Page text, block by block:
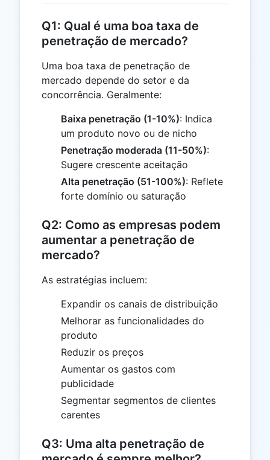
Q1: Qual é uma boa taxa de
penetração de mercado?
Uma boa taxa de penetração de
mercado depende do setor e da
concorrência. Geralmente:
Baixa penetração (1-10%): Indica
um produto novo ou de nicho
Penetração moderada (11-50%):
Sugere crescente aceitação
Alta penetração (51-100%): Reflete
forte domínio ou saturação
Q2: Como as empresas podem
aumentar a penetração de
mercado?
As estratégias incluem:
Expandir os canais de distribuição
Melhorar as funcionalidades do
produto
Reduzir os preços
Aumentar os gastos com
publicidade
Segmentar segmentos de clientes
carentes
Q3: Uma alta penetração de